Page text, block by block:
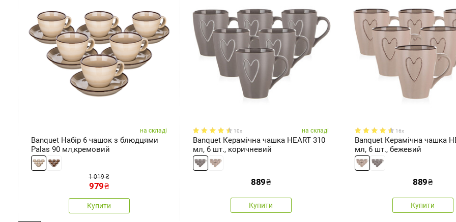
на складі
Banquet Набір 6 чашок з блюдцями
Palas 90 мл,кремовий
1 019 ₴
979₴
Купити
10x на складі
Banquet Керамічна чашка HEART 310
мл, 6 шт., коричневий
889₴
Купити
16x
Banquet Керамічна чашка
мл, 6 шт., бежевий
889₴
Купити